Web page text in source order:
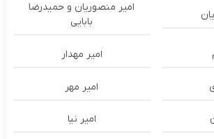
امیر منصوریان و حمیدرضا
بابایی
امیر مهدار
امیر مهر
امیر نیا